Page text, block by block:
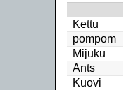
Kettu
pompom
Mijuku
Ants
Kuovi